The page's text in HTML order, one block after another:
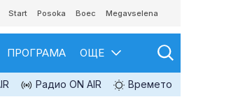
Start Posoka Boec Megavselena
ПРОГРАМА ОЩЕ
Радио ON AIR Времето